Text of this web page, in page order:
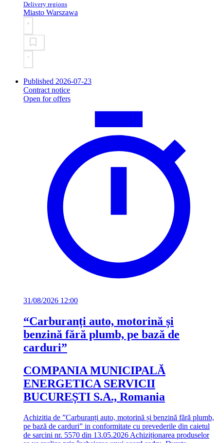
Delivery regions
Miasto Warszawa
Published 2026-07-23
Contract notice
Open for offers
31/08/2026 12:00
“Carburanți auto, motorină și
benzină fără plumb, pe bază de
carduri”
COMPANIA MUNICIPALĂ
ENERGETICA SERVICII
BUCUREȘTI S.A., Romania
Achizitia de ”Carburanți auto, motorină și benzină fără plumb,
pe bază de carduri” in conformitate cu prevederile din caietul
de sarcini nr. 5570 din 13.05.2026 Achiziționarea produselor